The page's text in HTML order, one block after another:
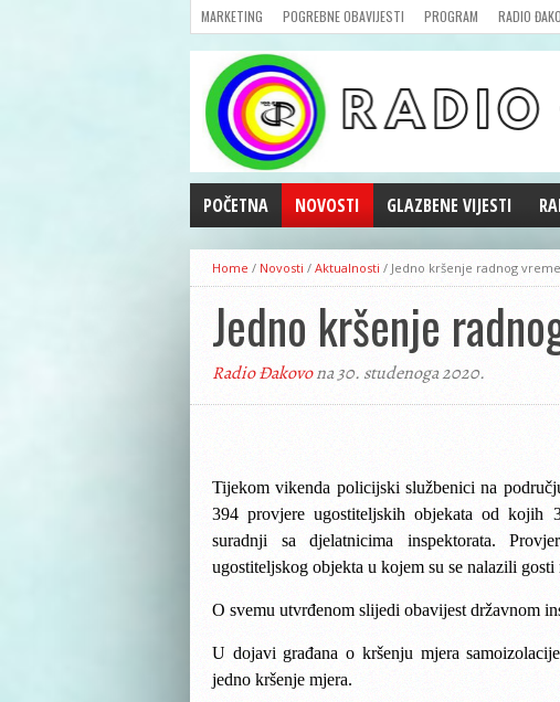
MARKETING POGREBNE OBAVIJESTI PROGRAM RADIO
POČETNA NOVOSTI
AKTUALNOSTI
CRNA KRONIKA
POLITIKA
ZANIMLJIVOSTI
GOSPODARSTVO
KULTURA
GLAZBENE VIJESTI
Home / Novosti / Aktualnosti / Jedno kršenje radnog
Jedno kršenje
Radio Đakovona 30. studenoga 2020.
Tijekom vikenda policijski službenici na
394 provjere ugostiteljskih objekata od kojih
suradnji sa djelatnicima inspektorata.
ugostiteljskog objekta u kojem su se nalazili gosti
O svemu utvrđenom slijedi obavijest državnom
U dojavi građana o kršenju mjera
jedno kršenje mjera.